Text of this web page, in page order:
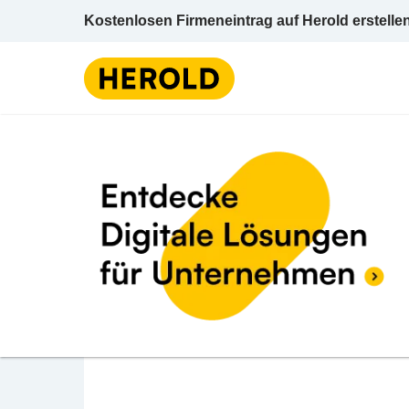
Kostenlosen Firmeneintrag auf Herold
Fertighaus
BEWERTUNG ABGEBEN
Danwood House
Gnat
Achstraße 48 6972 Fußach Bregenz